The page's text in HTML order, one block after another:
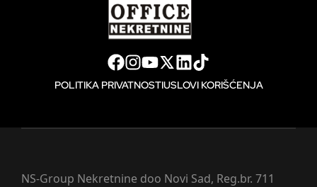
POLITIKA PRIVATNOSTIUSLOVI KORIŠĆENJA
NS-Group Nekretnine doo Novi Sad, Reg.br. 711